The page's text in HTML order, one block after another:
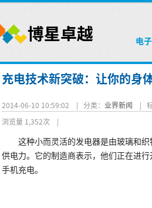
电
充电技术新突破：让你的身
2014-06-10 10:59:02 | 分类： 业界新闻 |
浏览量 1,352次 |
这种小而灵活的发电器是由玻璃和
供电力。它的制造商表示，他们正在进
手机充电。